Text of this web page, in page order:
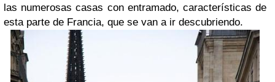
las numerosas casas con entramado, características de
esta parte de Francia, que se van a ir descubriendo.